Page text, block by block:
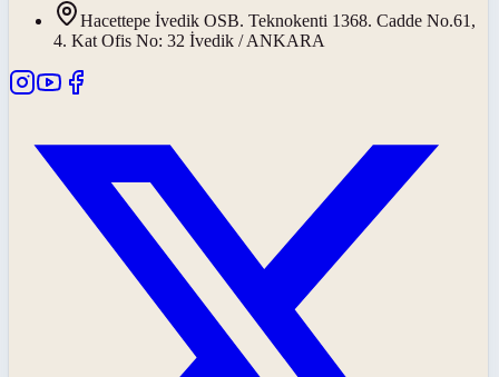
Hacettepe İvedik OSB. Teknokenti 1368. Cadde No.61,
4. Kat Ofis No: 32 İvedik / ANKARA